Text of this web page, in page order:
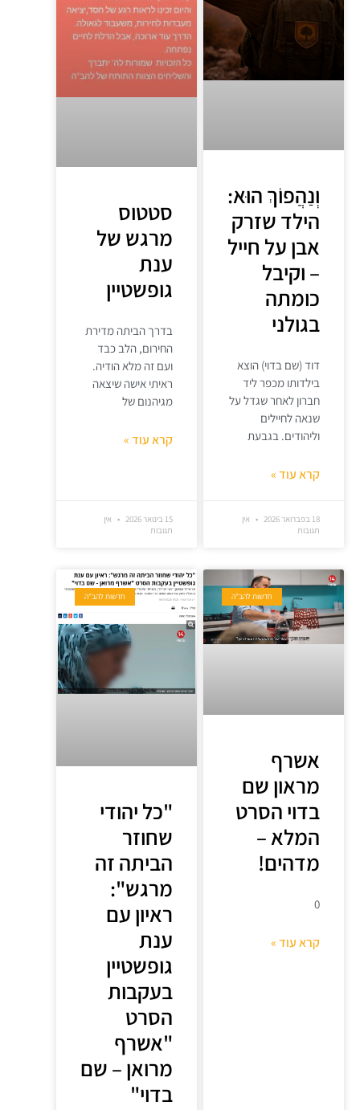
וְנַהֲפוֹךְ הוּא:
הילד שזרק
אבן על חייל
– וקיבל
כומתה
בגולני
דוד (שם בדוי) הוצא
בילדותו מכפר ליד
חברון לאחר שגדל על
שנאה לחיילים
וליהודים. בגבעת
קרא עוד »
18 בפברואר 2026
אין
תגובות
סטטוס
מרגש של
ענת
גופשטיין
בדרך הביתה מדירת
החירום, הלב כבד
ועם זה מלא הודיה.
ראיתי אישה שיצאה
מגיהנום של
קרא עוד »
15 בינואר 2026
אין
תגובות
חדשות להב"ה
אשרף
מראון שם
בדוי הסרט
המלא –
מדהים!
0
קרא עוד »
חדשות להב"ה
"כל יהודי
שחוזר
הביתה זה
מרגש":
ראיון עם
ענת
גופשטיין
בעקבות
הסרט
"אשרף
מרואן – שם
בדוי"